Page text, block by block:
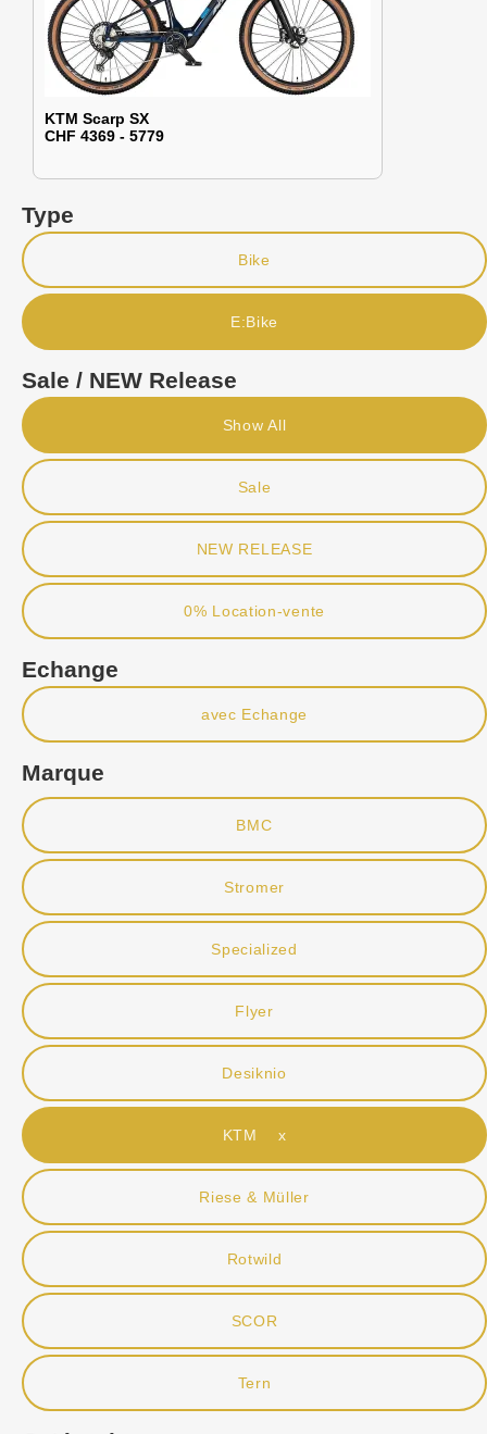
KTM Scarp SX
CHF 4369 - 5779
Type
Bike
E:Bike
Sale / NEW Release
Show All
Sale
NEW RELEASE
0% Location-vente
Echange
avec Echange
Marque
BMC
Stromer
Specialized
Flyer
Desiknio
KTM x
Riese & Müller
Rotwild
SCOR
Tern